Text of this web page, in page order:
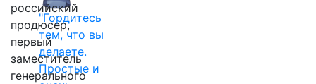
"Гордитесь
тем, что вы
делаете.
Простые и
российский
продюсер,
первый
заместитель
генерального